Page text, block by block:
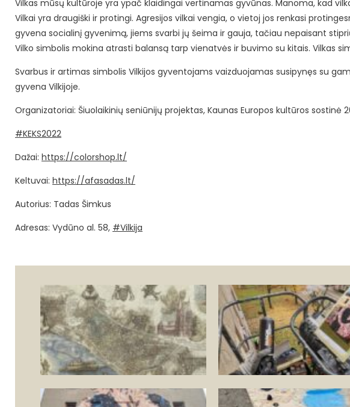
Vilkas mūsų kultūroje yra ypač klaidingai vertinamas gyvūnas. Manoma, kad
Vilkai yra draugiški ir protingi. Agresijos vilkai vengia, o vietoj jos renkasi
gyvena socialinį gyvenimą, jiems svarbi jų šeima ir gauja, tačiau nepaisant
Vilko simbolis mokina atrasti balansą tarp vienatvės ir buvimo su kitais. Vilkas
Svarbus ir artimas simbolis Vilkijos gyventojams vaizduojamas susipynęs su
gyvena Vilkijoje.
Organizatoriai: Šiuolaikinių seniūnijų projektas, Kaunas Europos kultūros sostinė
#KEKS2022
Dažai: https://colorshop.lt/
Keltuvai: https://afasadas.lt/
Autorius: Tadas Šimkus
Adresas: Vydūno al. 58, #Vilkija